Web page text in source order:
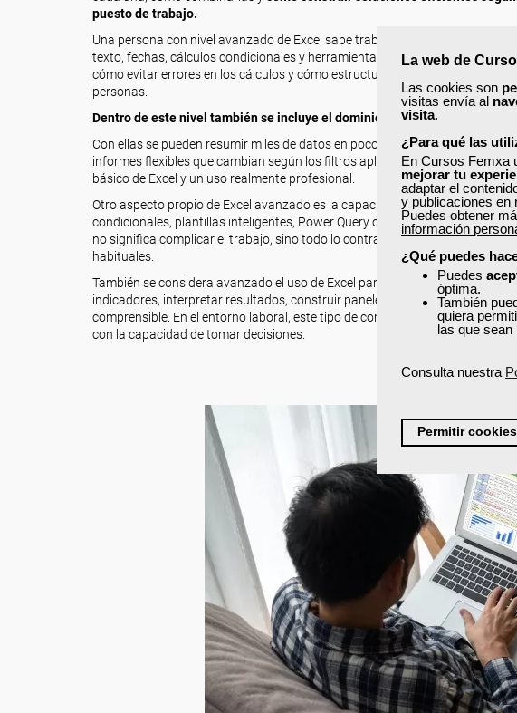
La web de
Las cookies son
visitas envía al
visita.
¿Para qué las
En Cursos Femxa
mejorar tu
adaptar el
y publicaciones en
Puedes obtener
información
¿Qué puedes
Puedes
óptima.
También
quiera
las que sean
Consulta nuestra
Permitir cookies
puesto de trabajo.
Una persona con nivel avanzado de Excel sabe trabajar con fórmulas
texto, fechas, cálculos condicionales y herramientas de análisis. También
cómo evitar errores en los cálculos y cómo estructurar una hoja para que
personas.
Dentro de este nivel también se incluye el dominio de las tablas
Con ellas se pueden resumir miles de datos en pocos segundos, agrupar
informes flexibles que cambian según los filtros aplicados. Saber utilizar
básico de Excel y un uso realmente profesional.
Otro aspecto propio de Excel avanzado es la capacidad de automatizar.
condicionales, plantillas inteligentes, Power Query o incluso macros,
no significa complicar el trabajo, sino todo lo contrario: significa reducir
habituales.
También se considera avanzado el uso de Excel para analizar datos desde
indicadores, interpretar resultados, construir paneles de control, identificar
comprensible. En el entorno laboral, este tipo de competencias son muy
con la capacidad de tomar decisiones.